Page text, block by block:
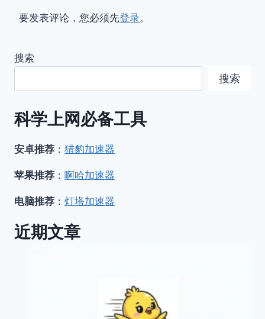
要发表评论，您必须先登录。
搜索
搜索
科学上网必备工具
安卓推荐 ： 猎豹加速器
苹果推荐 ： 啊哈加速器
电脑推荐 ： 灯塔加速器
近期文章